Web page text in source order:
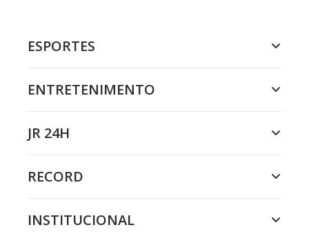
ESPORTES
ENTRETENIMENTO
JR 24H
RECORD
INSTITUCIONAL